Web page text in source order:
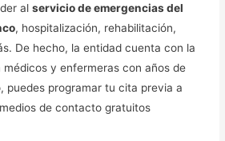
alservicio de emergencias del
, hospitalización, rehabilitación,
De hecho, la entidad cuenta con la
y enfermeras con años de
puedes programar tu cita previa a
de contacto gratuitos